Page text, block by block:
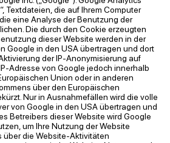
Textdateien, die auf Ihrem Computer
eine Analyse der Benutzung der
Die durch den Cookie erzeugten
dieser Website werden in der
Google in den USA übertragen und dort
der IP-Anonymisierung auf
Adresse von Google jedoch innerhalb
Union oder in anderen
über den Europäischen
Nur in Ausnahmefällen wird die volle
von Google in den USA übertragen und
Betreibers dieser Website wird Google
um Ihre Nutzung der Website
über die Website-Aktivitäten